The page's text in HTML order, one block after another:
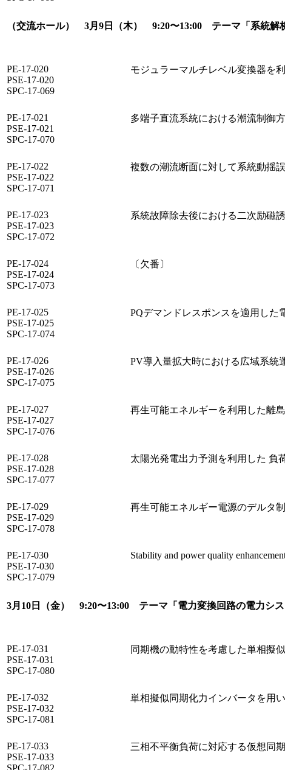
（交流ホール） 3月9日（木） 9:20〜13:00 テーマ「系統解
PE-17-020
PSE-17-020
SPC-17-069
モジュラーマルチレベル変換器を
PE-17-021
PSE-17-021
SPC-17-070
多端子直流系統における潮流制御
PE-17-022
PSE-17-022
SPC-17-071
複数の潮流断面に対して系統動揺
PE-17-023
PSE-17-023
SPC-17-072
系統故障除去後における二次励磁
PE-17-024
PSE-17-024
SPC-17-073
〔欠番〕
PE-17-025
PSE-17-025
SPC-17-074
PQデマンドレスポンスを適用した
PE-17-026
PSE-17-026
SPC-17-075
PV導入量拡大時における広域系統
PE-17-027
PSE-17-027
SPC-17-076
再生可能エネルギーを利用した離
PE-17-028
PSE-17-028
SPC-17-077
太陽光発電出力予測を利用した 負
PE-17-029
PSE-17-029
SPC-17-078
再生可能エネルギー電源のデルタ
PE-17-030
PSE-17-030
SPC-17-079
Stability and power quality
3月10日（金） 9:20〜13:00 テーマ「電力変換回路の電力シス
PE-17-031
PSE-17-031
SPC-17-080
同期機の動特性を考慮した単相擬
PE-17-032
PSE-17-032
SPC-17-081
単相擬似同期化力インバータを用
PE-17-033
PSE-17-033
SPC-17-082
三相不平衡負荷に対応する仮想同